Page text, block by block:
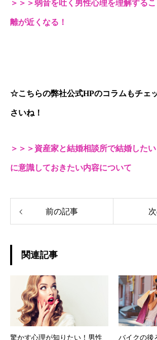
＞＞＞弱音を吐く男性心理を理解する
離が近くなる！
☆こちらの弊社公式HPのコラムもチェ
さいね！
＞＞＞資産家と結婚相談所で結婚した
に意識しておきたい内容について
前の記事
関連記事
驚かす心理が知りたい！男性
バイクの後